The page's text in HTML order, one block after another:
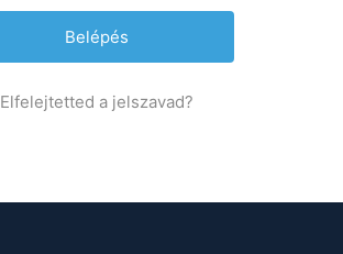
Elfelejtetted a jelszavad?